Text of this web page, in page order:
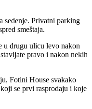
sedenje. Privatni parking
smeštaja.
u drugu ulicu levo nakon
pravo i nakon nekih
Fotini House svakako
se prvi rasprodaju i koje